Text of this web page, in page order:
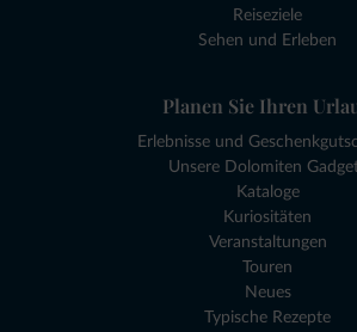
Reiseziele
Sehen und Erleben
Planen Sie Ihren
Erlebnisse und
Unsere Dolomiten
Kataloge
Kuriositäten
Veranstaltungen
Touren
Neues
Typische Rezepte